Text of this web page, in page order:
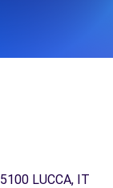
LUCCA, IT